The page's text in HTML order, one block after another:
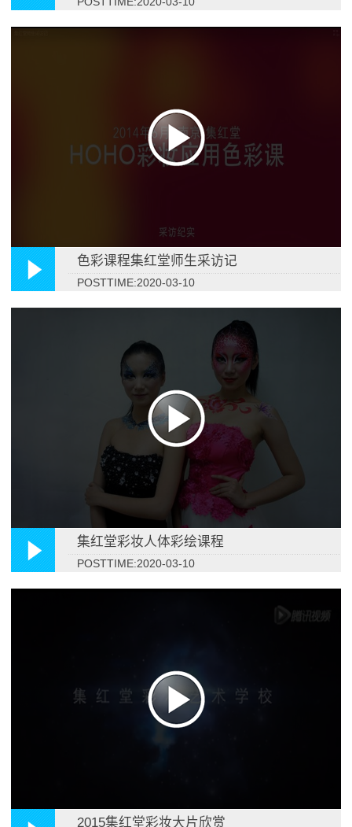
色彩课程集红堂师生采访记
POSTTIME:2020-03-10
集红堂彩妆人体彩绘课程
POSTTIME:2020-03-10
2015集红堂彩妆大片欣赏